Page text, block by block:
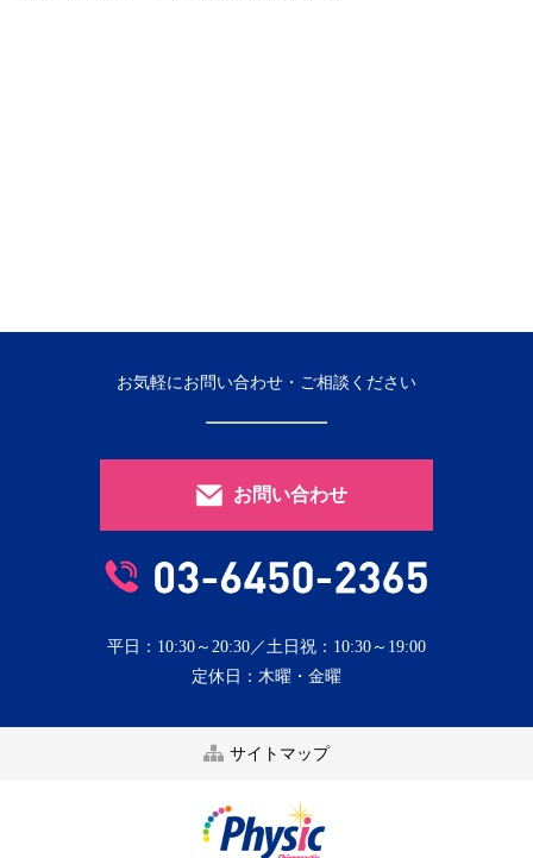
お気軽にお問い合わせ・ご相談ください
お問い合わせ
平日：10:30～20:30／土日祝：10:30～19:00
定休日：木曜・金曜
サイトマップ